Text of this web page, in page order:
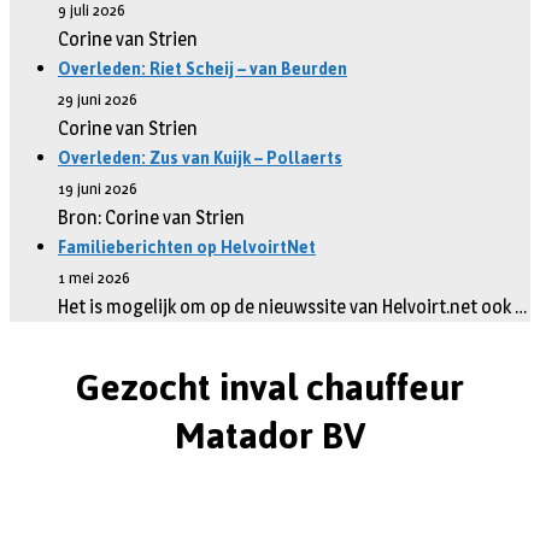
9 juli 2026
Corine van Strien
Overleden: Riet Scheij – van Beurden
29 juni 2026
Corine van Strien
Overleden: Zus van Kuijk – Pollaerts
19 juni 2026
Bron: Corine van Strien
Familieberichten op HelvoirtNet
1 mei 2026
Het is mogelijk om op de nieuwssite van Helvoirt.net ook …
Gezocht inval chauffeur
Matador BV